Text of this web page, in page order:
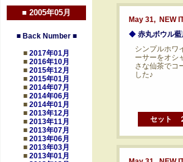
May 31, NEW
◆ 赤丸ボウル
シンプルホワ
ーサーをオシ
さな仙茶でコ
した♪
セット
■ 2005年05月
■ Back Number■
■ 2017年01月
■ 2016年10月
■ 2015年12月
■ 2015年01月
■ 2014年07月
■ 2014年06月
■ 2014年01月
■ 2013年12月
■ 2013年11月
■ 2013年07月
■ 2013年06月
■ 2013年03月
■ 2013年01月